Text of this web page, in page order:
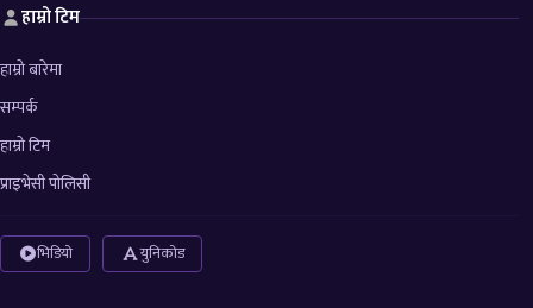
हाम्रो टिम
हाम्रो बारेमा
सम्पर्क
हाम्रो टिम
प्राइभेसी पोलिसी
भिडियो युनिकोड